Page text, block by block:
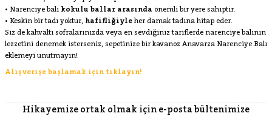
• Narenciye balı kokulu ballar arasında önemli bir yere sahiptir.
• Keskin bir tadı yoktur, hafifliğiyleher damak tadına hitap eder.
Siz de kahvaltı sofralarınızda veya en sevdiğiniz tariflerde narenciye balının
lezzetini denemek isterseniz, sepetinize bir kavanoz Anavarza Narenciye Balı
eklemeyi unutmayın!
Alışverişe başlamak için tıklayın!
Hikayemize ortak olmak için e-posta bültenimize